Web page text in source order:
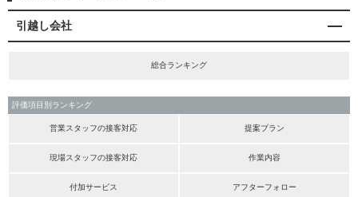
引越し会社
総合ランキング
評価項目別ランキング
営業スタッフの接客対応 提案プラン
現場スタッフの接客対応 作業内容
付加サービス アフターフォロー